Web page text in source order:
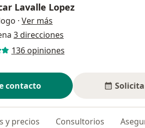
Lavalle Lopez
· Ver más
3 direcciones
136 opiniones
contacto
y precios Consultorios